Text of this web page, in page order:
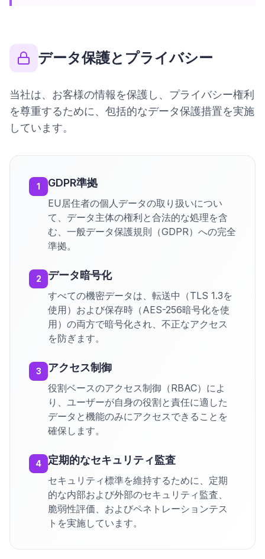
データ保護とプライバシー
当社は、お客様の情報を保護し、プライバシー権利
を尊重するために、包括的なデータ保護措置を実施
しています。
1 GDPR準拠
EU居住者の個人データの取り扱いについ
て、データ主体の権利と合法的な処理を含
む、一般データ保護規則（GDPR）への完全
準拠。
2 データ暗号化
すべての機密データは、転送中（TLS 1.3を
使用）および保存時（AES-256暗号化を使
用）の両方で暗号化され、不正なアクセス
を防ぎます。
3 アクセス制御
役割ベースのアクセス制御（RBAC）によ
り、ユーザーが自身の役割と責任に適した
データと機能のみにアクセスできることを
確保します。
4 定期的なセキュリティ監査
セキュリティ標準を維持するために、定期
的な内部および外部のセキュリティ監査、
脆弱性評価、およびペネトレーションテス
トを実施しています。